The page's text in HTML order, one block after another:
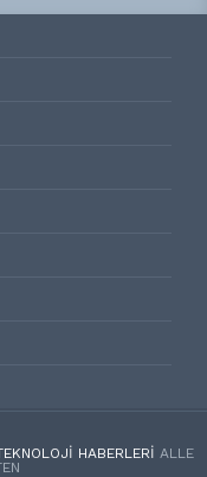
HABERLERI ALLE